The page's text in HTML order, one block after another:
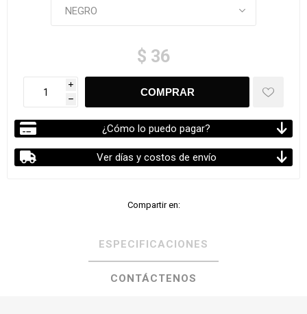
$ 36
i
h
¿Cómo lo puedo pagar?
Ver días y costos de envío
Compartir en:
ESPECIFICACIONES
CONTÁCTENOS